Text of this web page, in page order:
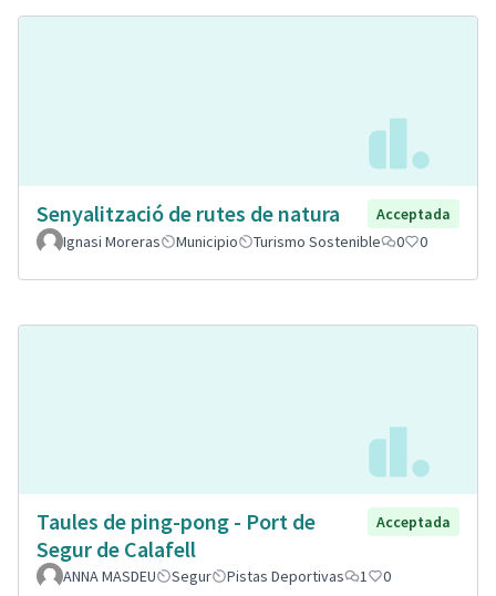
Senyalització de rutes de natura
Acceptada
Ignasi Moreras
Municipio Turismo Sostenible 0 0
Taules de ping-pong - Port de
Segur de Calafell
Acceptada
ANNA MASDEU Segur Pistas Deportivas 1 0